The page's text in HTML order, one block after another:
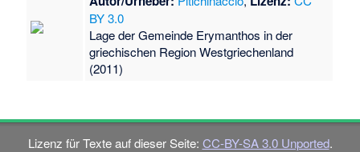
BY 3.0
Lage der Gemeinde Erymanthos in der
griechischen Region Westgriechenland
(2011)
Lizenz für Texte auf dieser Seite: CC-BY-SA 3.0 Unported.